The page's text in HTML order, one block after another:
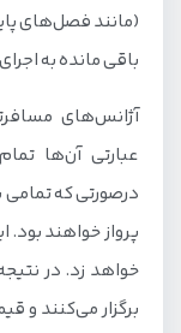
(مانند فصل‌های
باقی مانده به
آژانس‌های
عبارتی آن‌ها
درصورتی که
پرواز خواهند
خواهد زد. در
برگزار می‌کنند و